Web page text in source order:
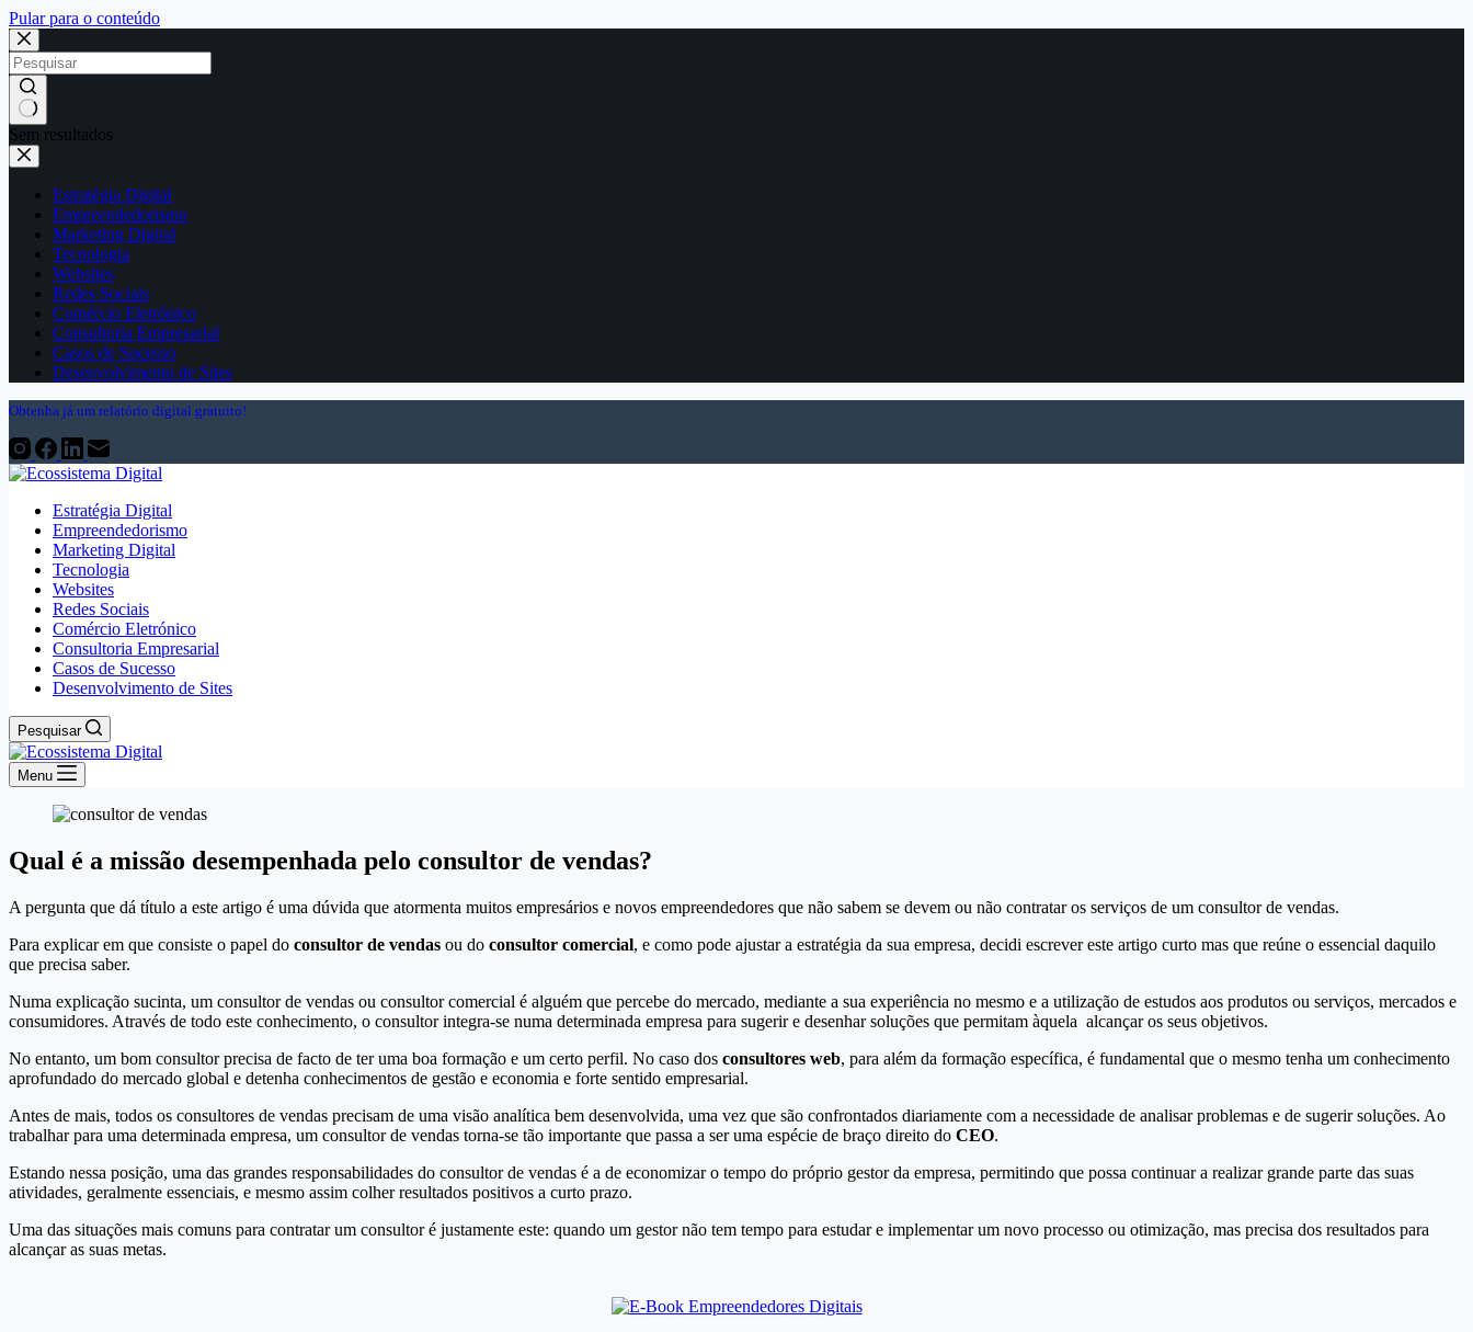
Pular para o conteúdo
Sem resultados
Estratégia Digital
Empreendedorismo
Marketing Digital
Tecnologia
Websites
Redes Sociais
Comércio Eletrónico
Consultoria Empresarial
Casos de Sucesso
Desenvolvimento de Sites
Obtenha já um relatório digital gratuito!
Estratégia Digital
Empreendedorismo
Marketing Digital
Tecnologia
Websites
Redes Sociais
Comércio Eletrónico
Consultoria Empresarial
Casos de Sucesso
Desenvolvimento de Sites
Pesquisar
Menu
Qual é a missão desempenhada pelo consultor de vendas?
A pergunta que dá título a este artigo é uma dúvida que atormenta muitos empresários e novos empreendedores que não sabem se devem ou não contratar os serviços de um consultor de vendas.
Para explicar em que consiste o papel do consultor de vendas ou do consultor comercial, e como pode ajustar a estratégia da sua empresa, decidi escrever este artigo curto mas que reúne o essencial daquilo
que precisa saber.
Numa explicação sucinta, um consultor de vendas ou consultor comercial é alguém que percebe do mercado, mediante a sua experiência no mesmo e a utilização de estudos aos produtos ou serviços, mercados e
consumidores. Através de todo este conhecimento, o consultor integra-se numa determinada empresa para sugerir e desenhar soluções que permitam àquela alcançar os seus objetivos.
No entanto, um bom consultor precisa de facto de ter uma boa formação e um certo perfil. No caso dos consultores web, para além da formação específica, é fundamental que o mesmo tenha um conhecimento
aprofundado do mercado global e detenha conhecimentos de gestão e economia e forte sentido empresarial.
Antes de mais, todos os consultores de vendas precisam de uma visão analítica bem desenvolvida, uma vez que são confrontados diariamente com a necessidade de analisar problemas e de sugerir soluções. Ao
trabalhar para uma determinada empresa, um consultor de vendas torna-se tão importante que passa a ser uma espécie de braço direito do CEO.
Estando nessa posição, uma das grandes responsabilidades do consultor de vendas é a de economizar o tempo do próprio gestor da empresa, permitindo que possa continuar a realizar grande parte das suas
atividades, geralmente essenciais, e mesmo assim colher resultados positivos a curto prazo.
Uma das situações mais comuns para contratar um consultor é justamente este: quando um gestor não tem tempo para estudar e implementar um novo processo ou otimização, mas precisa dos resultados para
alcançar as suas metas.